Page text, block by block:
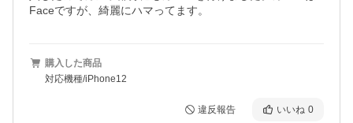
Faceですが、綺麗にハマってます。
購入した商品
対応機種/iPhone12
違反報告 いいね 0